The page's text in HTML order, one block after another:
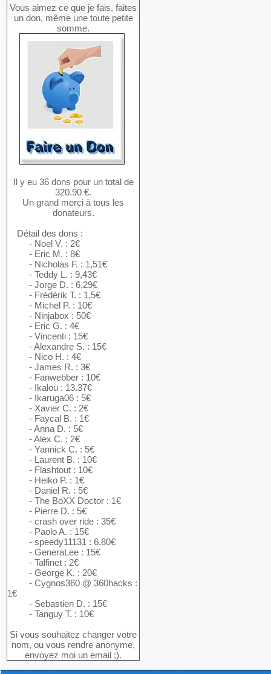
Vous aimez ce que je fais, faites
un don, même une toute petite
somme.
Il y eu 36 dons pour un total de
320.90 €.
Un grand merci à tous les
donateurs.
Détail des dons :
- Noel V. : 2€
- Eric M. : 8€
- Nicholas F. : 1,51€
- Teddy L. : 9,43€
- Jorge D. : 6,29€
- Frédérik T. : 1,5€
- Michel P. : 10€
- Ninjabox : 50€
- Eric G. : 4€
- Vincenti : 15€
- Alexandre S. : 15€
- Nico H. : 4€
- James R. : 3€
- Fanwebber : 10€
- Ikalou : 13.37€
- Ikaruga06 : 5€
- Xavier C. : 2€
- Faycal B. : 1€
- Anna D. : 5€
- Alex C. : 2€
- Yannick C. : 5€
- Laurent B. : 10€
- Flashtout : 10€
- Heiko P. : 1€
- Daniel R. : 5€
- The BoXX Doctor : 1€
- Pierre D. : 5€
- crash over ride : 35€
- Paolo A. : 15€
- speedy11131 : 6.80€
- GeneraLee : 15€
- Talfinet : 2€
- George K. : 20€
- Cygnos360 @ 360hacks :
1€
- Sebastien D. : 15€
- Tanguy T. : 10€
Si vous souhaitez changer votre
nom, ou vous rendre anonyme,
envoyez moi un email ;).